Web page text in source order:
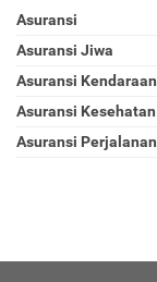
Asuransi
Asuransi Jiwa
Asuransi Kendaraan
Asuransi Kesehatan
Asuransi Perjalanan